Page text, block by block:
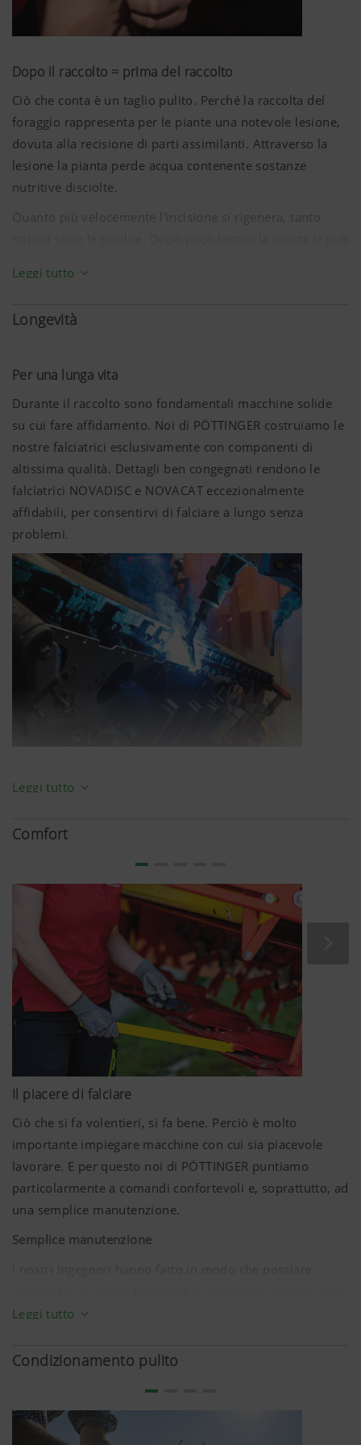
Dopo il raccolto = prima del raccolto
Ciò che conta è un taglio pulito. Perché la raccolta del
foraggio rappresenta per le piante una notevole lesione,
dovuta alla recisione di parti assimilanti. Attraverso la
lesione la pianta perde acqua contenente sostanze
nutritive disciolte.
Quanto più velocemente l'incisione si rigenera, tanto
formazione di massa fogliare. Una veloce crescita delle
ettaro.
falciante di PÖTTINGER è stata progettata proprio per
questo.
Leggi tutto
Longevità
Per una lunga vita
Durante il raccolto sono fondamentali macchine solide
su cui fare affidamento. Noi di PÖTTINGER costruiamo le
nostre falciatrici esclusivamente con componenti di
altissima qualità. Dettagli ben congegnati rendono le
falciatrici NOVADISC e NOVACAT eccezionalmente
affidabili, per consentirvi di falciare a lungo senza
problemi.
Tutto parte dalla barra falciante, prodotta con acciaio di
robot per saldatura.
Nella robusta barra falciante lavora la trasmissione di
Il sistema di azionamento TRI DRIVE è stato progettato
per massima longevità.
con la verniciatura a polveri, garantisce elasticità e
Leggi tutto
Comfort
Il piacere di falciare
Ciò che si fa volentieri, si fa bene. Perciò è molto
importante impiegare macchine con cui sia piacevole
lavorare. E per questo noi di PÖTTINGER puntiamo
particolarmente a comandi confortevoli e, soprattutto, ad
una semplice manutenzione.
Semplice manutenzione
il minimo sforzo. Lunghi intervalli di lubrificazione e
consentono uno sfruttamento efficiente delle finestre
Leggi tutto
Condizionamento pulito